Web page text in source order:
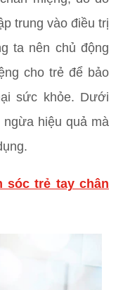
trung vào điều trị
ta nên chủ động
cho trẻ để bảo
sức khỏe. Dưới
hiệu quả mà
sóc trẻ tay chân